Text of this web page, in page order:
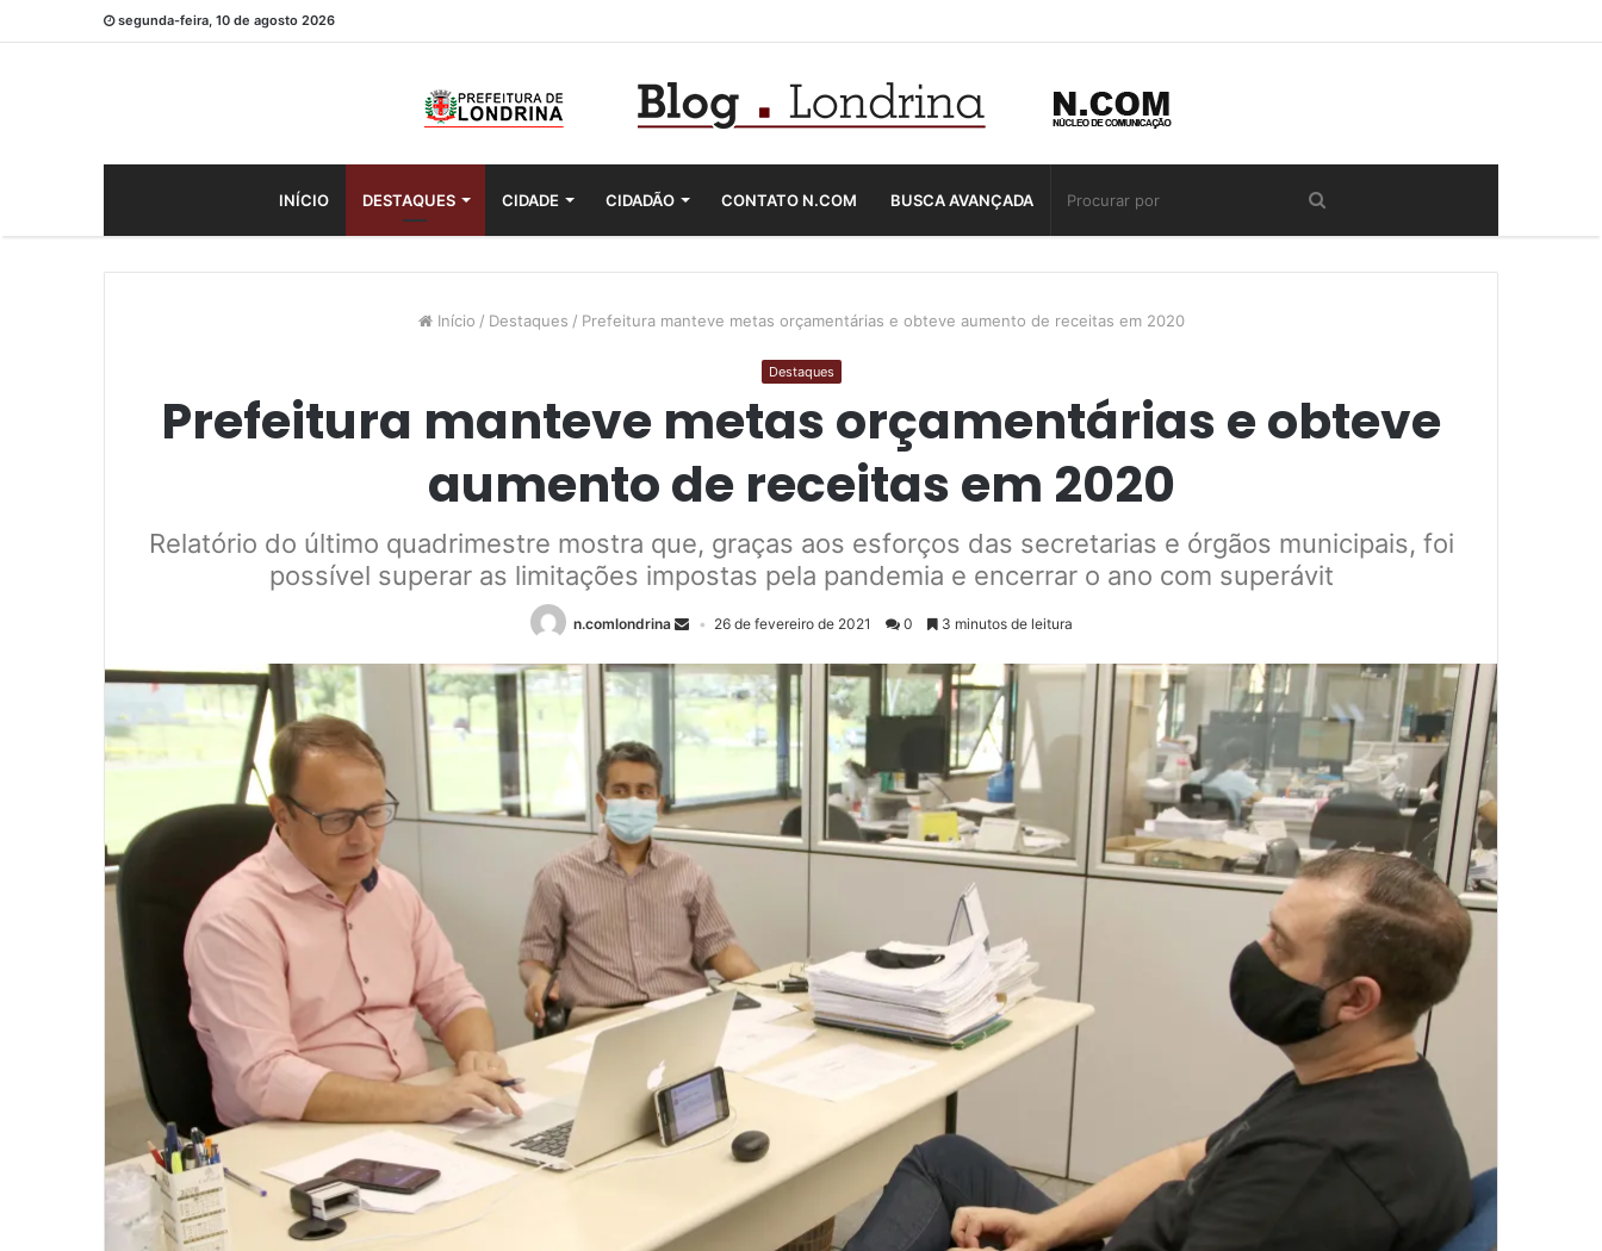
segunda-feira, 10 de agosto 2026
INÍCIO DESTAQUES CIDADE CIDADÃO CONTATO N.COM BUSCA AVANÇADA
Início / Destaques / Prefeitura manteve metas orçamentárias e obteve aumento de receitas em 2020
Destaques
Prefeitura manteve metas orçamentárias e obteve
aumento de receitas em 2020
Relatório do último quadrimestre mostra que, graças aos esforços das secretarias e órgãos municipais, foi
possível superar as limitações impostas pela pandemia e encerrar o ano com superávit
n.comlondrina 26 de fevereiro de 2021 0 3 minutos de leitura